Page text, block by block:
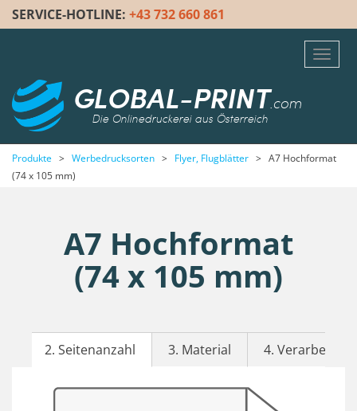
SERVICE-HOTLINE: +43 732 660 861
GLOBAL-PRINT.com
Die Onlinedruckerei aus Österreich
Produkte > Werbedrucksorten > Flyer, Flugblätter > A7 Hochformat
(74 x 105 mm)
A7 Hochformat
(74 x 105 mm)
2. Seitenanzahl 3. Material 4. Verarbeitung